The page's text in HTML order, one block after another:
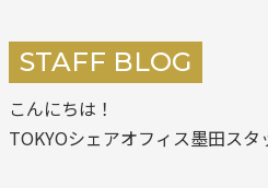
STAFF BLOG
こんにちは！
TOKYOシェアオフィス墨田スタ